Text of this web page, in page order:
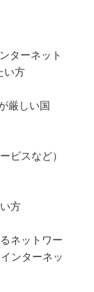
ターネット
い方
厳しい国
ビスなど）
方
ネットワー
ンターネッ